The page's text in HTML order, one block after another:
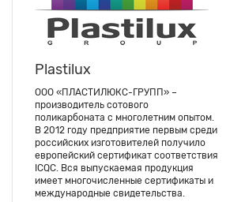
Plastilux
ООО «ПЛАСТИЛЮКС-ГРУПП» –
производитель сотового
поликарбоната с многолетним опытом.
В 2012 году предприятие первым среди
российских изготовителей получило
европейский сертификат соответствия
ICQC. Вся выпускаемая продукция
имеет многочисленные сертификаты и
международные свидетельства.